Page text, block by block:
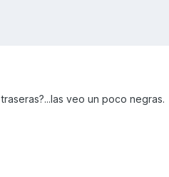
veo un poco negras.